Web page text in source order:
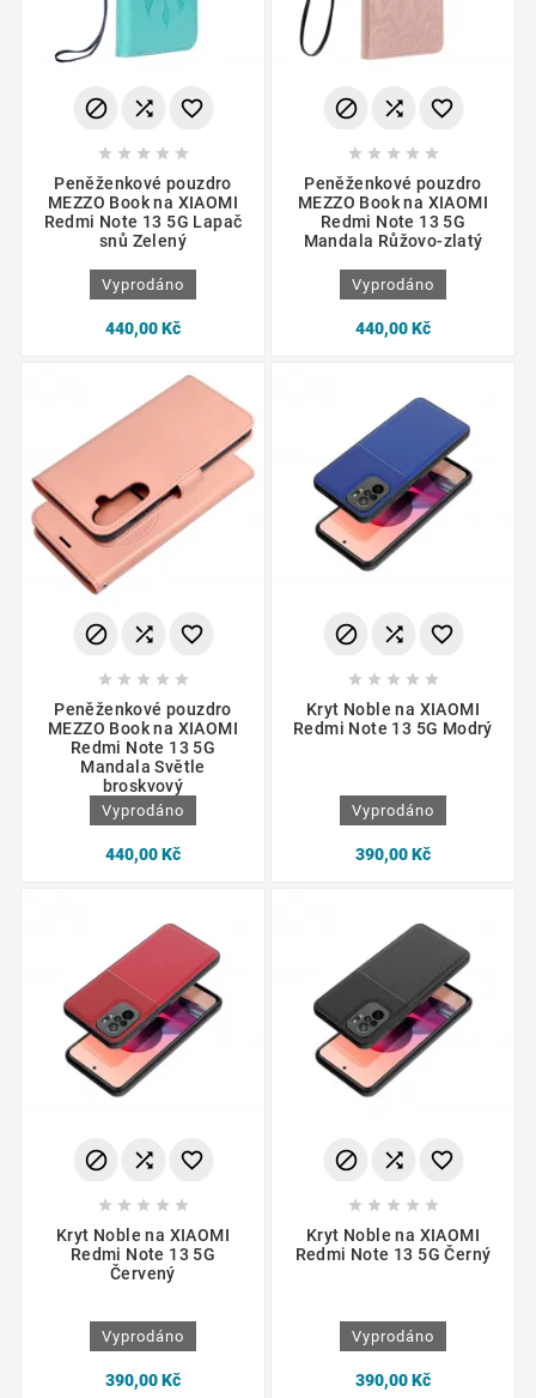
  
    
Peněženkové pouzdro
MEZZO Book na XIAOMI
Redmi Note 13 5G Lapač
snů Zelený
Vyprodáno
440,00 Kč
  
    
Peněženkové pouzdro
MEZZO Book na XIAOMI
Redmi Note 13 5G
Mandala Růžovo-zlatý
Vyprodáno
440,00 Kč
  
    
Peněženkové pouzdro
MEZZO Book na XIAOMI
Redmi Note 13 5G
Mandala Světle
broskvový
Vyprodáno
440,00 Kč
  
    
Kryt Noble na XIAOMI
Redmi Note 13 5G Modrý
Vyprodáno
390,00 Kč
  
    
Kryt Noble na XIAOMI
Redmi Note 13 5G
Červený
Vyprodáno
390,00 Kč
  
    
Kryt Noble na XIAOMI
Redmi Note 13 5G Černý
Vyprodáno
390,00 Kč